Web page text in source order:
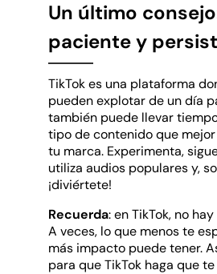
Un último
paciente y
TikTok es una plataforma
pueden explotar de un día
también puede llevar
tipo de contenido que
tu marca. Experimenta,
utiliza audios populares y,
¡diviértete!
Recuerda: en TikTok, no
A veces, lo que menos te
más impacto puede tener.
para que TikTok haga que